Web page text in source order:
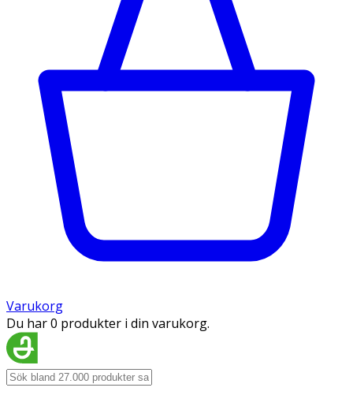
Varukorg
Du har 0 produkter i din varukorg.